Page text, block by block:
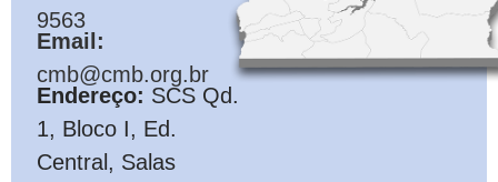
9563
Email:
cmb@cmb.org.br
Endereço: SCS Qd.
1, Bloco I, Ed.
Central, Salas